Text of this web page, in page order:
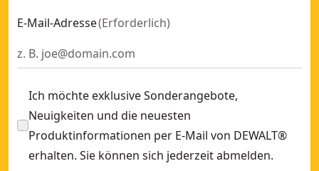
E-Mail-Adresse(Erforderlich)
Ich möchte exklusive Sonderangebote,
Neuigkeiten und die neuesten
Produktinformationen per E-Mail von DEWALT®
erhalten. Sie können sich jederzeit abmelden.